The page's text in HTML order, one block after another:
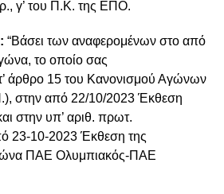
γ’ του Π.Κ. της ΕΠΟ.
“Βάσει των αναφερομένων στο από
το οποίο σας
άρθρο 15 του Κανονισμού Αγώνων
στην από 22/10/2023 Έκθεση
στην υπ’ αριθ. πρωτ.
23-10-2023 Έκθεση της
ΠΑΕ Ολυμπιακός-ΠΑΕ